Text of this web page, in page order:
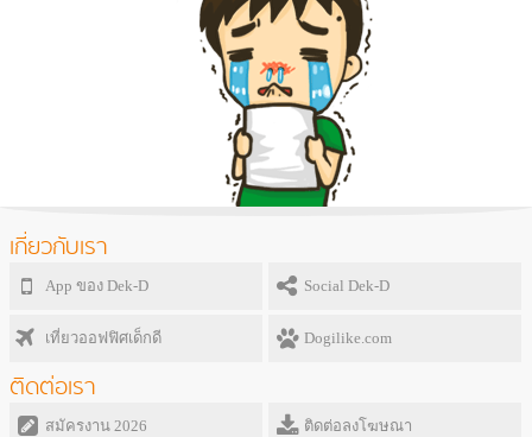
เกี่ยวกับเรา
App ของ Dek-D Social Dek-D
เที่ยวออฟฟิศเด็กดี Dogilike.com
ติดต่อเรา
สมัครงาน 2026 ติดต่อลงโฆษณา